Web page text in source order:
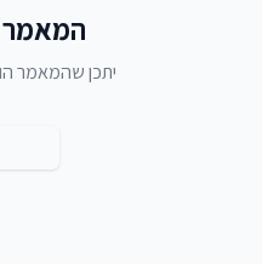
יתכן שהמאמר